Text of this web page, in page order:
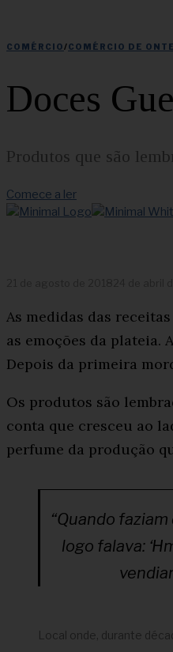
COMÉRCIO/COMÉRCIO DE
Doces
Produtos que são
Comece a ler
As medidas das
as emoções da plateia.
Depois da primeira
Os produtos são
conta que cresceu ao
perfume da produção
“Quando
logo falava:
Local onde, durante